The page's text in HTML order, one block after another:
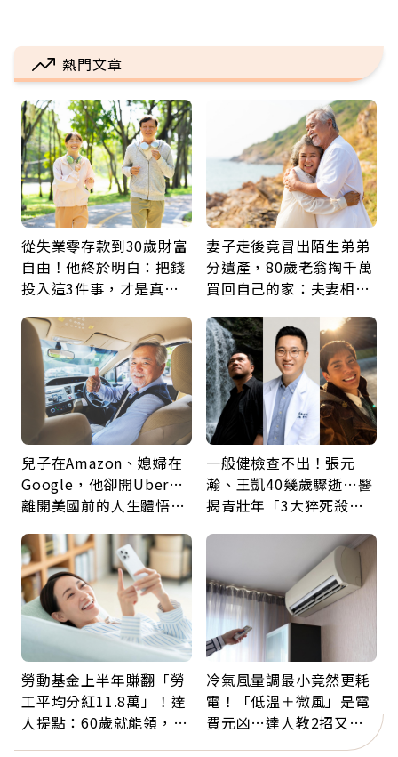
熱門文章
從失業零存款到30歲財富
自由！他終於明白：把錢
投入這3件事，才是真正
妻子走後竟冒出陌生弟弟
分遺產，80歲老翁掏千萬
買回自己的家：夫妻相守
兒子在Amazon、媳婦在
Google，他卻開Uber…
離開美國前的人生體悟：
一般健檢查不出！張元
瀚、王凱40幾歲驟逝…醫
揭青壯年「3大猝死殺
勞動基金上半年賺翻「勞
工平均分紅11.8萬」！達
人提點：60歲就能領，重
冷氣風量調最小竟然更耗
電！「低溫＋微風」是電
費元凶…達人教2招又涼